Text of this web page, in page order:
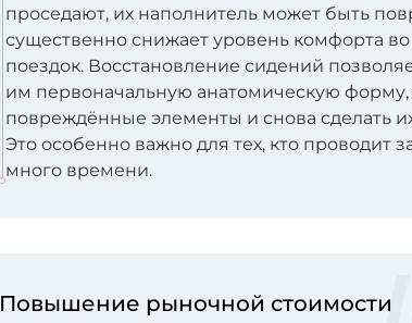
проседают, их наполнитель может быть
существенно снижает уровень комфорта
поездок. Восстановление сидений
им первоначальную анатомическую форму,
повреждённые элементы и снова сделать
Это особенно важно для тех, кто проводит
много времени.
Повышение рыночной стоимости